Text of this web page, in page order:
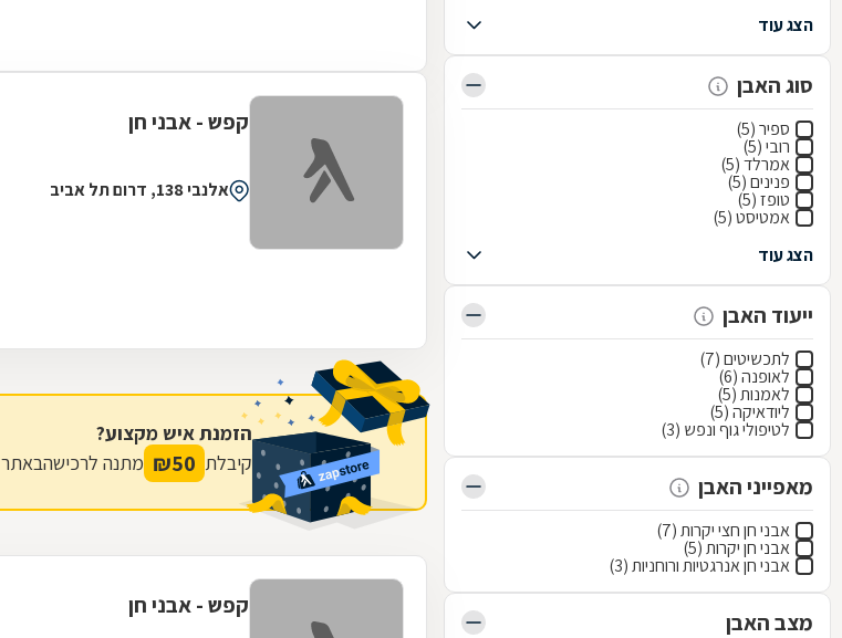
הצג עוד
סוג האבן
ספיר (5)
רובי (5)
אמרלד (5)
פנינים (5)
טופז (5)
אמטיסט (5)
הצג עוד
ייעוד האבן
לתכשיטים (7)
לאופנה (6)
לאמנות (5)
ליודאיקה (5)
לטיפולי גוף ונפש (3)
מאפייני האבן
אבני חן חצי יקרות (7)
אבני חן יקרות (5)
אבני חן אנרגטיות ורוחניות (3)
מצב האבן
קפש - אבני חן
אלנבי 138, דרום תל אביב
הזמנת איש מקצוע?
קיבלת 50
₪ מתנה לרכישהבאתר ZAPSTORE
קפש - אבני חן